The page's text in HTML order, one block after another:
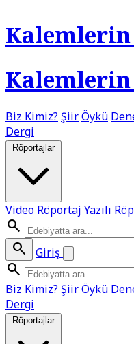
Kalemlerin
Kalemlerin
Biz Kimiz? ŞiirÖykü
Dergi
Röportajlar
Video Röportaj Yazılı
search
search
Giriş
search
Biz Kimiz? ŞiirÖykü
Dergi
Röportajlar